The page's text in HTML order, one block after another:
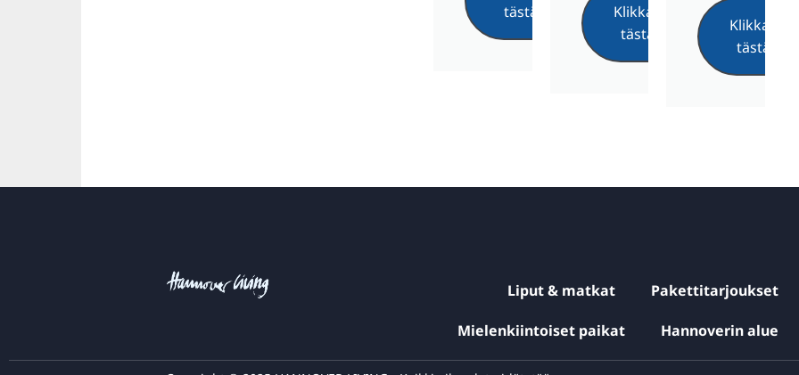
tästä
Klikkaa
tästä
Klikkaa
tästä
Liput & matkat Pakettitarjoukset
Mielenkiintoiset paikat Hannoverin alue